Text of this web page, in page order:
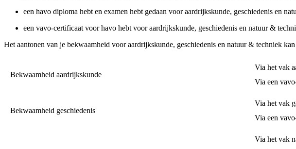
een havo diploma hebt en examen hebt gedaan voor aardrijkskunde, geschiedenis en
een vavo-certificaat voor havo hebt voor aardrijkskunde, geschiedenis en natuur &
Het aantonen van je bekwaamheid voor aardrijkskunde, geschiedenis en natuur & techniek
Bekwaamheid aardrijkskunde
Via het vak
Via een
Bekwaamheid geschiedenis
Via het vak
Via een
Via het vak